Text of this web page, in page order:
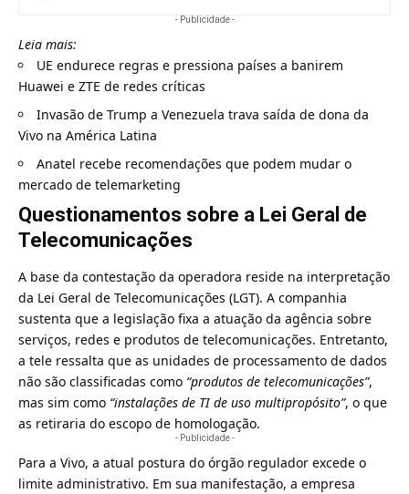
- Publicidade -
Leia mais:
UE endurece regras e pressiona países a banirem
Huawei e ZTE de redes críticas
Invasão de Trump a Venezuela trava saída de dona da
Vivo na América Latina
Anatel recebe recomendações que podem mudar o
mercado de telemarketing
Questionamentos sobre a Lei Geral de
Telecomunicações
A base da contestação da operadora reside na interpretação
da Lei Geral de Telecomunicações (LGT). A companhia
sustenta que a legislação fixa a atuação da agência sobre
serviços, redes e produtos de telecomunicações. Entretanto,
a tele ressalta que as unidades de processamento de dados
não são classificadas como “produtos de telecomunicações”,
mas sim como “instalações de TI de uso multipropósito”, o que
as retiraria do escopo de homologação.
- Publicidade -
Para a Vivo, a atual postura do órgão regulador excede o
limite administrativo. Em sua manifestação, a empresa